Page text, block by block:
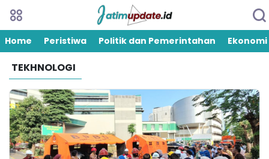
Home Peristiwa Politik dan Pemerintahan Ekonomi
TEKHNOLOGI